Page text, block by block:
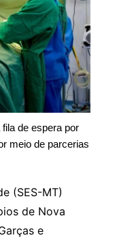
de espera por
meio de parcerias
(SES-MT)
de Nova
e